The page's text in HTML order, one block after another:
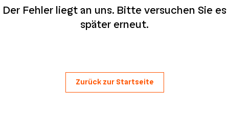
Der Fehler liegt an uns. Bitte versuchen Sie es
später erneut.
Zurück zur Startseite